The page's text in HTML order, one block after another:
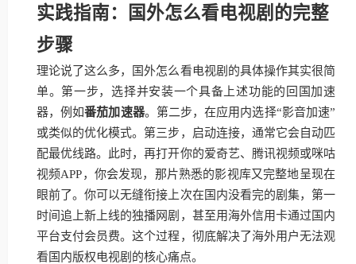
实践指南：国外怎么看电视剧的完整
步骤
理论说了这么多，国外怎么看电视剧的具体操作其实很简
单。第一步，选择并安装一个具备上述功能的回国加速
器，例如番茄加速器。第二步，在应用内选择“影音加速”
或类似的优化模式。第三步，启动连接，通常它会自动匹
配最优线路。此时，再打开你的爱奇艺、腾讯视频或咪咕
视频APP，你会发现，那片熟悉的影视库又完整地呈现在
眼前了。你可以无缝衔接上次在国内没看完的剧集，第一
时间追上新上线的独播网剧，甚至用海外信用卡通过国内
平台支付会员费。这个过程，彻底解决了海外用户无法观
看国内版权电视剧的核心痛点。